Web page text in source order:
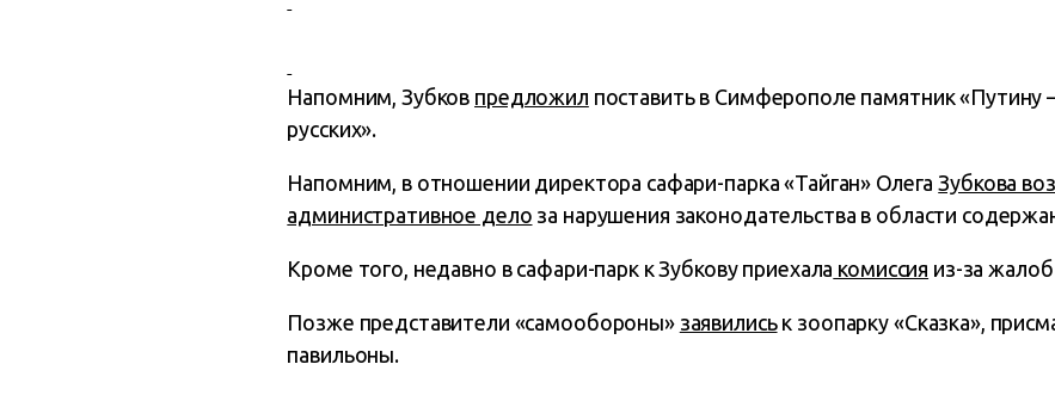
Напомним, Зубков предложил поставить в Симферополе памятник
русских».
Напомним, в отношении директора сафари-парка «Тайган» ОлегаЗубкова
административное дело за нарушения законодательства в области
Кроме того, недавно в сафари-парк к Зубкову приехала комиссия из-за
Позже представители «самообороны» заявилиськ зоопарку «Сказка»,
павильоны.